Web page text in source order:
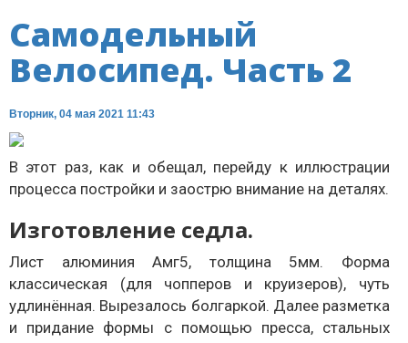
Самодельный
Велосипед. Часть 2
Вторник, 04 мая 2021 11:43
В этот раз, как и обещал, перейду к иллюстрации
процесса постройки и заострю внимание на деталях.
Изготовление седла.
Лист алюминия Амг5, толщина 5мм. Форма
классическая (для чопперов и круизеров), чуть
удлинённая. Вырезалось болгаркой. Далее разметка
и придание формы с помощью пресса, стальных